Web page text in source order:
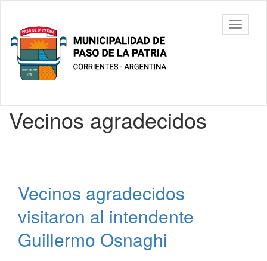
contenido
principal
Municipalidad
de Paso De
La Patria
barra
Contenido
Vecinos agradecidos
Vecinos agradecidos
visitaron al intendente
Guillermo Osnaghi